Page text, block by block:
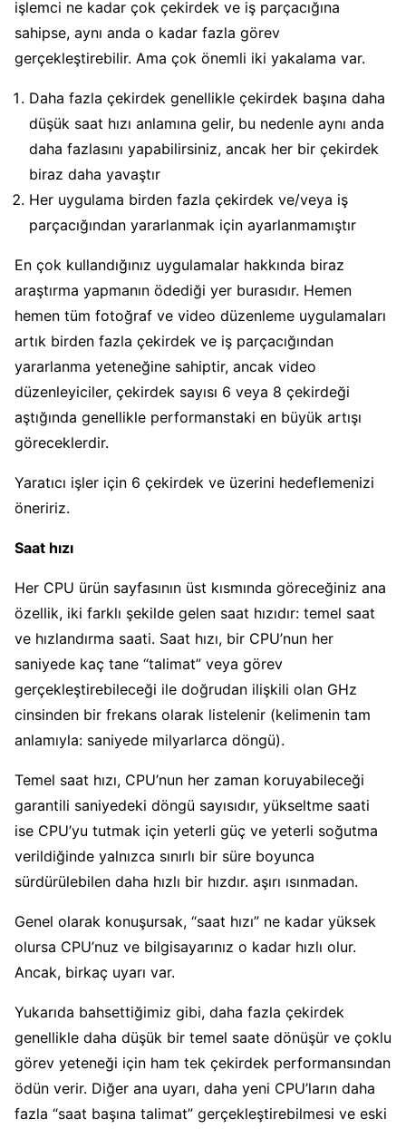
işlemci ne kadar çok çekirdek ve iş parçacığına
sahipse, aynı anda o kadar fazla görev
gerçekleştirebilir. Ama çok önemli iki yakalama var.
Daha fazla çekirdek genellikle çekirdek başına daha
düşük saat hızı anlamına gelir, bu nedenle aynı anda
daha fazlasını yapabilirsiniz, ancak her bir çekirdek
biraz daha yavaştır
Her uygulama birden fazla çekirdek ve/veya iş
parçacığından yararlanmak için ayarlanmamıştır
En çok kullandığınız uygulamalar hakkında biraz
araştırma yapmanın ödediği yer burasıdır. Hemen
hemen tüm fotoğraf ve video düzenleme uygulamaları
artık birden fazla çekirdek ve iş parçacığından
yararlanma yeteneğine sahiptir, ancak video
düzenleyiciler, çekirdek sayısı 6 veya 8 çekirdeği
aştığında genellikle performanstaki en büyük artışı
göreceklerdir.
Yaratıcı işler için 6 çekirdek ve üzerini hedeflemenizi
öneririz.
Saat hızı
Her CPU ürün sayfasının üst kısmında göreceğiniz ana
özellik, iki farklı şekilde gelen saat hızıdır: temel saat
ve hızlandırma saati. Saat hızı, bir CPU’nun her
saniyede kaç tane “talimat” veya görev
gerçekleştirebileceği ile doğrudan ilişkili olan GHz
cinsinden bir frekans olarak listelenir (kelimenin tam
anlamıyla: saniyede milyarlarca döngü).
Temel saat hızı, CPU’nun her zaman koruyabileceği
garantili saniyedeki döngü sayısıdır, yükseltme saati
ise CPU’yu tutmak için yeterli güç ve yeterli soğutma
verildiğinde yalnızca sınırlı bir süre boyunca
sürdürülebilen daha hızlı bir hızdır. aşırı ısınmadan.
Genel olarak konuşursak, “saat hızı” ne kadar yüksek
olursa CPU’nuz ve bilgisayarınız o kadar hızlı olur.
Ancak, birkaç uyarı var.
Yukarıda bahsettiğimiz gibi, daha fazla çekirdek
genellikle daha düşük bir temel saate dönüşür ve çoklu
görev yeteneği için ham tek çekirdek performansından
ödün verir. Diğer ana uyarı, daha yeni CPU’ların daha
fazla “saat başına talimat” gerçekleştirebilmesi ve eski